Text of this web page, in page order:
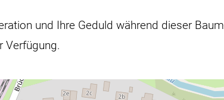
und Ihre Geduld während dieser
Verfügung.